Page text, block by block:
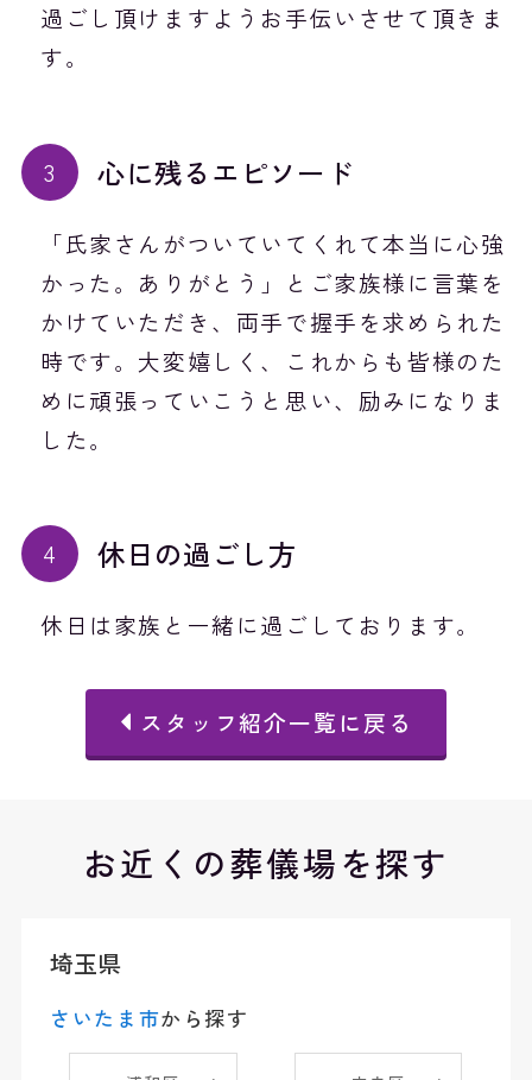
過ごし頂けますようお手伝いさせて頂きま
す。
心に残るエピソード
「氏家さんがついていてくれて本当に心強
かった。ありがとう」とご家族様に言葉を
かけていただき、両手で握手を求められた
時です。大変嬉しく、これからも皆様のた
めに頑張っていこうと思い、励みになりま
した。
休日の過ごし方
休日は家族と一緒に過ごしております。
スタッフ紹介一覧に戻る
お近くの葬儀場を探す
埼玉県
さいたま市から探す